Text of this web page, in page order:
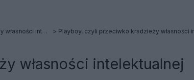
Playboy, czyli przeciwko kradzieży własności intelektualnej. (cz. I i II) Playboy, czyli przeciwko kradzieży własności
własności intelektualnej